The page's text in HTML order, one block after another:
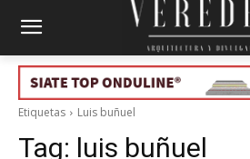
Etiquetas Luis buñuel
Tag: luis buñuel